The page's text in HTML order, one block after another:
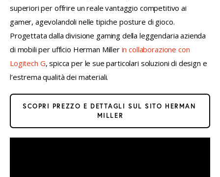
superiori per offrire un reale vantaggio competitivo ai
gamer, agevolandoli nelle tipiche posture di gioco.
Progettata dalla divisione gaming della leggendaria azienda
di mobili per ufficio Herman Miller in collaborazione con
Logitech G, spicca per le sue particolari soluzioni di design e
l’estrema qualità dei materiali.
SCOPRI PREZZO E DETTAGLI SUL SITO HERMAN
MILLER